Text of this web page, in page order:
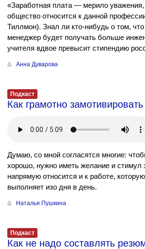
«Заработная плата — мерило
общество относится к данной
Тиллмон). Знал ли кто-нибудь о том,
менеджер будет получать больше
учителя вдвое превысит стипендию
Анна Дуварова
Подкаст
Как грамотно
Думаю, со мной согласятся многие:
хорошо, нужно иметь желание и стимул
напрямую относится и к работе,
выполняет изо дня в день.
Наталья Пушкина
Подкаст
Как не надо составлять